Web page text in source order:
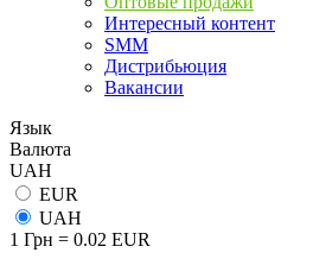
Интересный контент
SMM
Дистрибьюция
Вакансии
Язык
Валюта
UAH
EUR
UAH
1 Грн = 0.02 EUR